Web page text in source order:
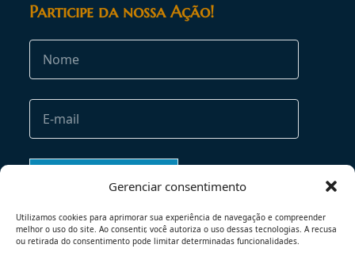
Gerenciar consentimento
Utilizamos cookies para aprimorar sua experiência de navegação e compreender
melhor o uso do site. Ao consentir, você autoriza o uso dessas tecnologias. A recusa
ou retirada do consentimento pode limitar determinadas funcionalidades.
Participe da nossa Ação!